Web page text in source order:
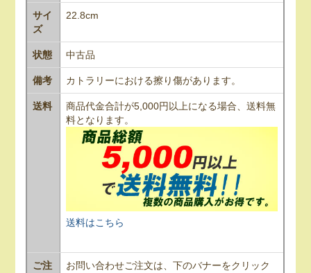
サイ
ズ
22.8cm
状態 中古品
備考 カトラリーにおける擦り傷があります。
送料
商品代金合計が5,000円以上になる場合、送料無
料となります。
送料はこちら
ご注
お問い合わせご注文は、下のバナーをクリック